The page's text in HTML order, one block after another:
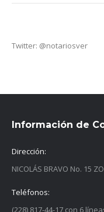
Twitter: @notariosver
Información de
Dirección:
NICOLÁS BRAVO No. 15
Teléfonos:
(228) 817-44-17 con 6